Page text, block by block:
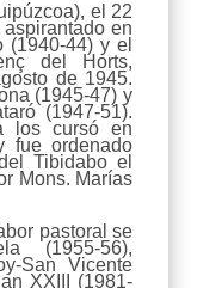
el 22
en
(1940-44) y el
del Horts,
de 1945.
(1945-47) y
(1947-51).
los cursó en
fue ordenado
Tibidabo el
Mons. Marías
pastoral se
(1955-56),
San Vicente
XXIII (1981-